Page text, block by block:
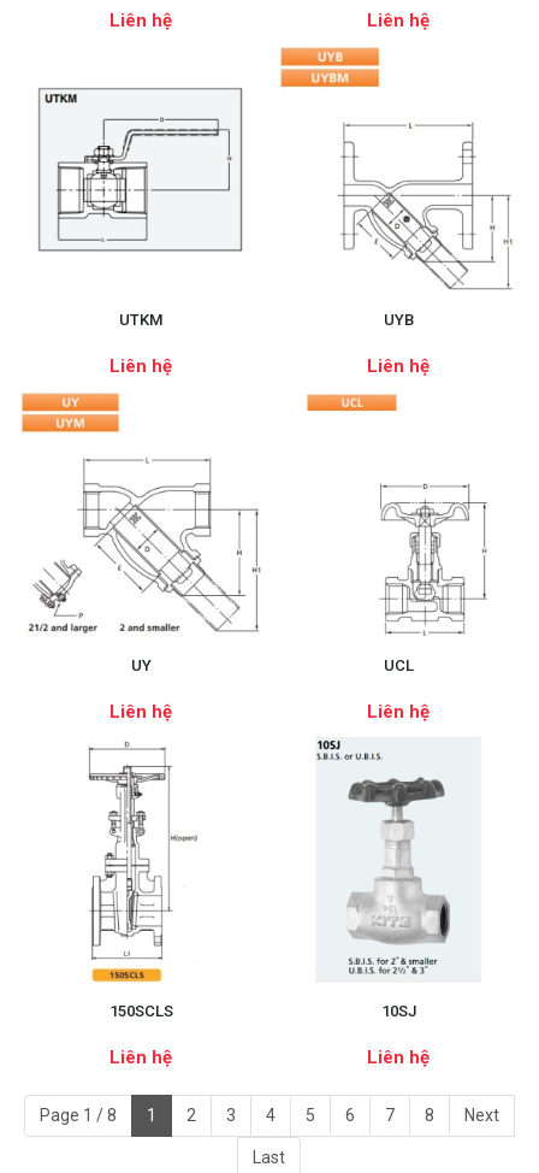
Liên hệ Liên hệ
UTKM
Liên hệ
UYB
Liên hệ
UY
Liên hệ
UCL
Liên hệ
150SCLS
Liên hệ
10SJ
Liên hệ
Page 1 / 8 1 2 3 4 5 6 7 8 Next
Last